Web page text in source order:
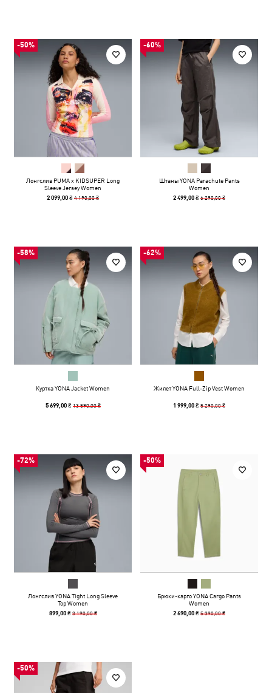
-50%
Лонгслив PUMA x KIDSUPER Long
Sleeve Jersey Women
2 099,00 ₴4 190,00 ₴
-60%
Штаны YONA Parachute Pants
Women
2 499,00 ₴6 290,00 ₴
-58%
Куртка YONA Jacket Women
5 699,00 ₴ 13 590,00 ₴
-62%
Жилет YONA Full-Zip Vest Women
1 999,00 ₴5 290,00 ₴
-72%
Лонгслив YONA Tight Long Sleeve
Top Women
899,00 ₴ 3 190,00 ₴
-50%
Брюки-карго YONA Cargo Pants
Women
2 690,00 ₴5 390,00 ₴
-50%